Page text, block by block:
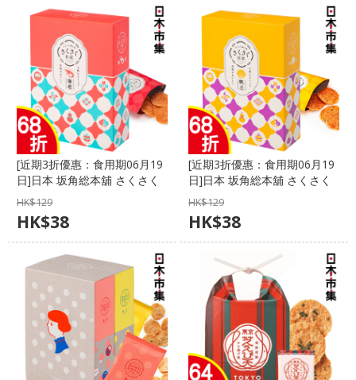
[近期3折優惠：食用期06月19
日]日本 坂角総本舖 さくさく
日記 海老蝦餅禮盒 (1盒6小包)
【市集世界 - 日本市集】
HK$129
HK$38
[近期3折優惠：食用期06月19
日]日本 坂角総本舖 さくさく
日記 帆立貝煎餅禮盒 (1盒6包)
【市集世界 - 日本市集】
HK$129
HK$38